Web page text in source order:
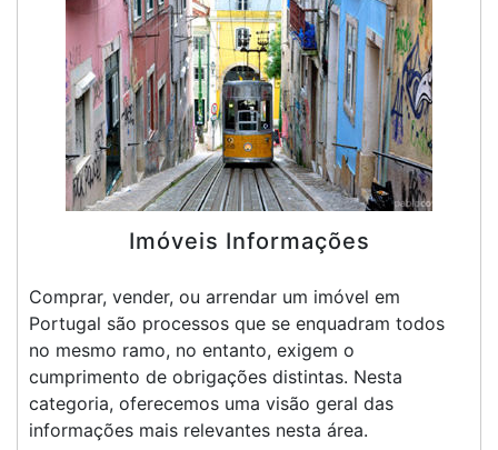
Imóveis Informações
Comprar, vender, ou arrendar um imóvel em
Portugal são processos que se enquadram todos
no mesmo ramo, no entanto, exigem o
cumprimento de obrigações distintas. Nesta
categoria, oferecemos uma visão geral das
informações mais relevantes nesta área.